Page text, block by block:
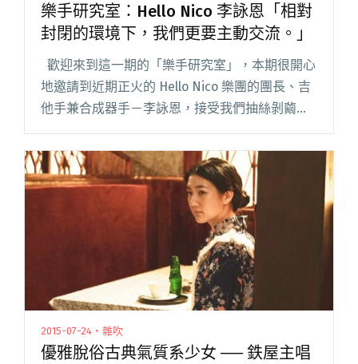
樂手研究室：Hello Nico 李詠恩「相對
封閉的環境下，我們更要主動交流。」
歡迎來到這一期的「樂手研究室」，本期很開心
地邀請到近期正火的 Hello Nico 樂團的團長、吉
他手兼合成器手－李詠恩，接受我們抽絲剝繭的
深度訪談。身兼吉他、合成器手雙重身分的李詠
恩在 Hello Nico 的音樂中扮演了舉閱讀全文 "樂
手研究室：Hello Nico 李詠恩「相對封閉的環境
下，我們更要主動交流。」"
2015-07-24・雜吹
優雅脫俗古典氣質系少女 ── 鉄屋主唱